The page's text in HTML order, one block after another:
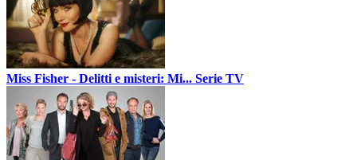
Miss Fisher - Delitti e misteri: Mi... Serie TV